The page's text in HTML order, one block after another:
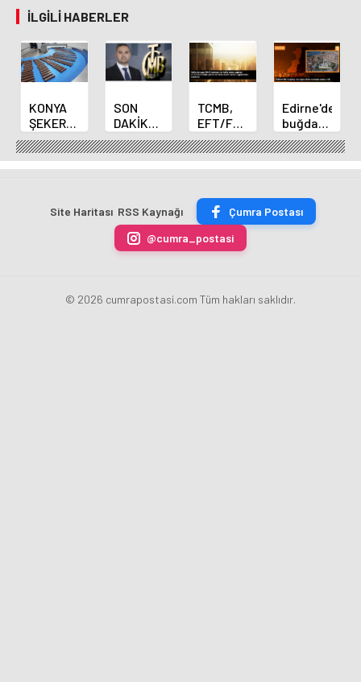
İLGILI HABERLER
KONYA
ŞEKER
YILLIK 7
BİN 500
TON
ÜRETİLECEK
SON
DAKİKA
HABERİ:
Yeni
Merkez
Fatih
Karahan
oldu
TCMB,
EFT/FAST
işlemleri
için
fazla
uygulamasını
kaldırdı
Edirne'de
buğday
ve arpa
ekim
sezonu
erdi
Site Haritası RSS Kaynağı
Çumra Postası
@cumra_postasi
© 2026 cumrapostasi.com Tüm hakları saklıdır.